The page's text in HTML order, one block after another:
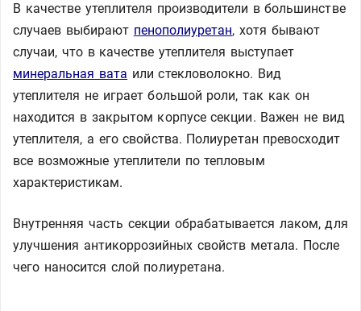
В качестве утеплителя производители в большинстве
случаев выбирают пенополиуретан, хотя бывают
случаи, что в качестве утеплителя выступает
минеральная вата или стекловолокно. Вид
утеплителя не играет большой роли, так как он
находится в закрытом корпусе секции. Важен не вид
утеплителя, а его свойства. Полиуретан превосходит
все возможные утеплители по тепловым
характеристикам.
Внутренняя часть секции обрабатывается лаком, для
улучшения антикоррозийных свойств метала. После
чего наносится слой полиуретана.